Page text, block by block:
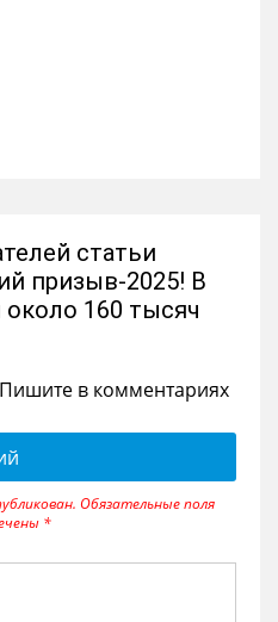
статьи
призыв-2025! В
160 тысяч
в комментариях
Обязательные поля
*